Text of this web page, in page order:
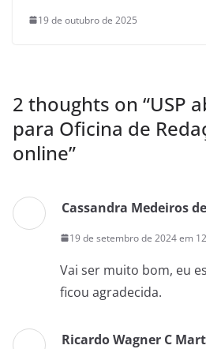
19 de outubro de 2025
2 thoughts on “USP
para Oficina de
online”
Cassandra Medeiros
19 de setembro de 2024 em
Vai ser muito bom, eu
ficou agradecida.
Ricardo Wagner C